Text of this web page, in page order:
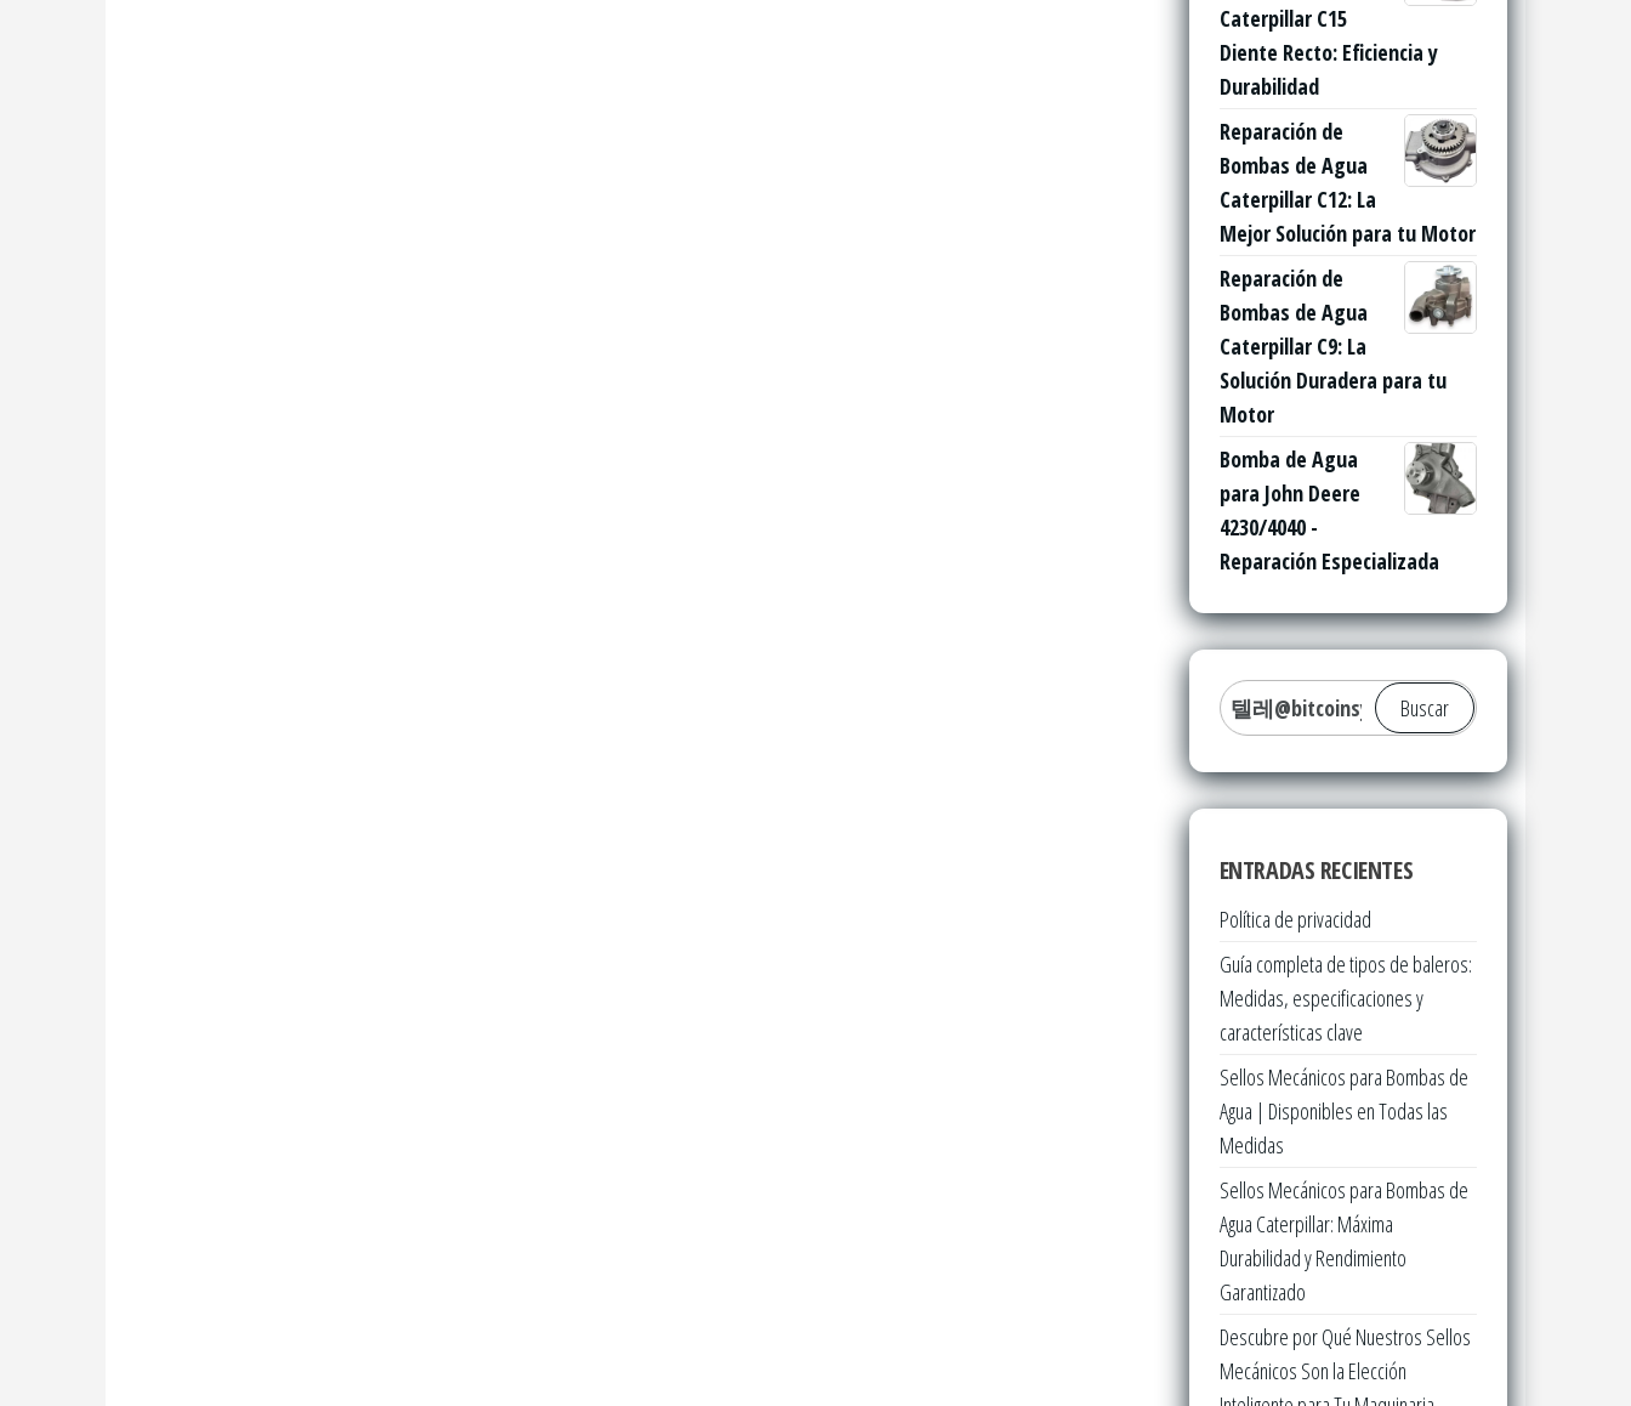
Caterpillar C15
Diente Recto: Eficiencia y
Durabilidad
Reparación de
Bombas de Agua
Caterpillar C12: La
Mejor Solución para tu Motor
Reparación de
Bombas de Agua
Caterpillar C9: La
Solución Duradera para tu
Motor
Bomba de Agua
para John Deere
4230/4040 -
Reparación Especializada
Buscar:
ENTRADAS RECIENTES
Política de privacidad
Guía completa de tipos de baleros:
Medidas, especificaciones y
características clave
Sellos Mecánicos para Bombas de
Agua | Disponibles en Todas las
Medidas
Sellos Mecánicos para Bombas de
Agua Caterpillar: Máxima
Durabilidad y Rendimiento
Garantizado
Descubre por Qué Nuestros Sellos
Mecánicos Son la Elección